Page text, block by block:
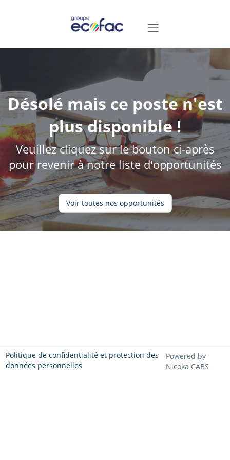
Désolé mais ce poste n'est
plus disponible !
Veuillez cliquez sur le bouton ci-après
pour revenir à notre liste d'opportunités
Voir toutes nos opportunités
Politique de confidentialité et protection des
données personnelles
Powered by
Nicoka CABS